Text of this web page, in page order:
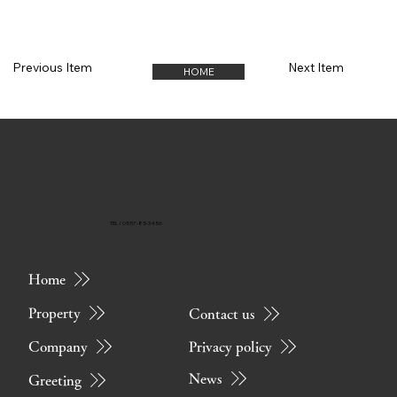
Previous Item HOME Next Item
Home
Property
Company
Greeting
Contact us
Privacy policy
News
TEL / 0557-85-3456